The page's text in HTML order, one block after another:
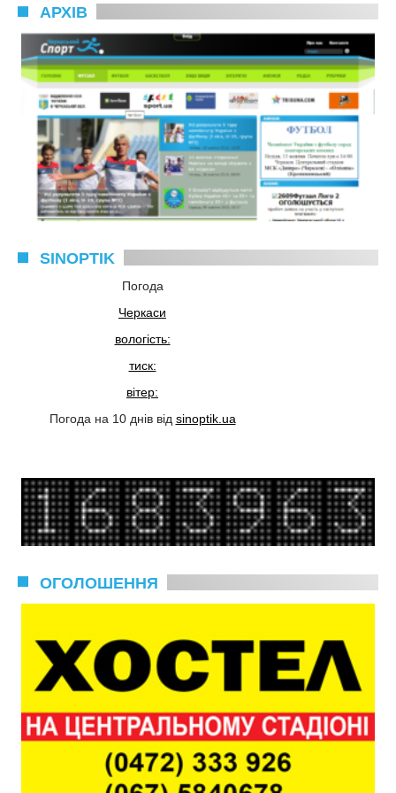
АРХІВ
SINOPTIK
Погода
Черкаси
вологість:
тиск:
вітер:
Погода на 10 днів від sinoptik.ua
ОГОЛОШЕННЯ